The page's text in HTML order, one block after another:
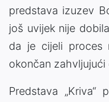
predstava izuzev
još uvijek nije
da je cijeli proces
okončan
Predstava „Kriva“